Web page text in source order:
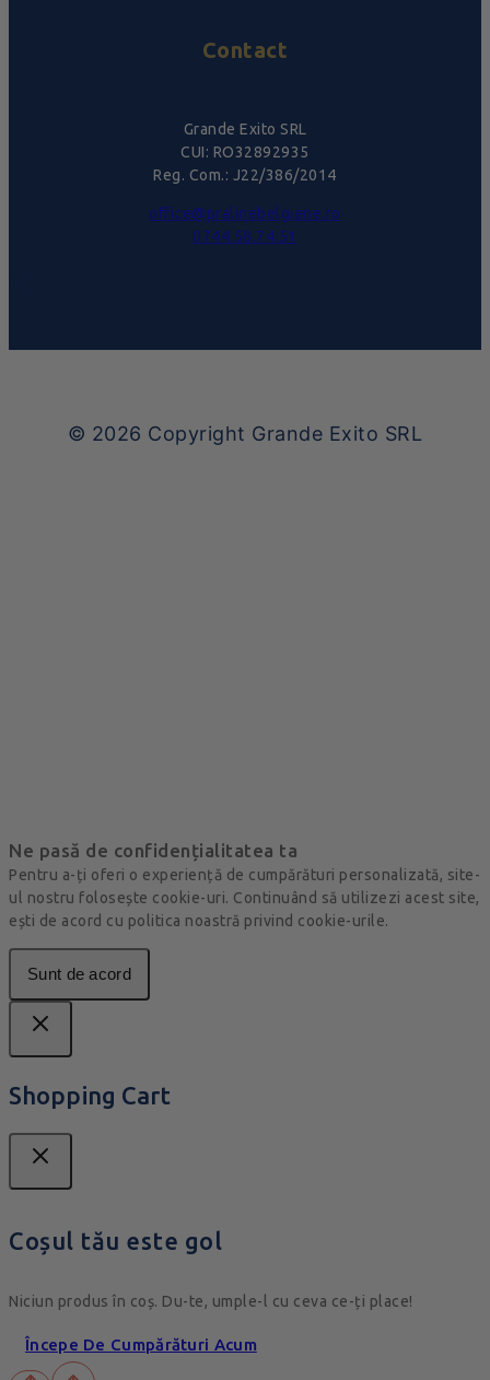
Contact
Grande Exito SRL
CUI: RO32892935
Reg. Com.: J22/386/2014
office@pralinebelgiene.ro
0744.58.74.51
© 2026 Copyright Grande Exito SRL
Ne pasă de confidențialitatea ta
Pentru a-ți oferi o experiență de cumpărături personalizată, site-
ul nostru folosește cookie-uri. Continuând să utilizezi acest site,
ești de acord cu politica noastră privind cookie-urile.
Sunt de acord
Shopping Cart
Coșul tău este gol
Niciun produs în coș. Du-te, umple-l cu ceva ce-ți place!
Începe De Cumpărături Acum